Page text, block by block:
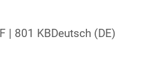
Deutsch (DE)
| 801 KB